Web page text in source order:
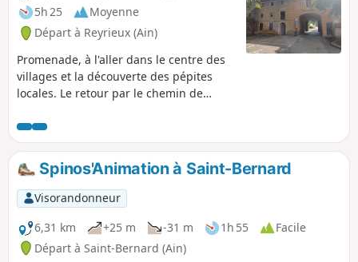
5h 25
Moyenne
Départ à Reyrieux (Ain)
Promenade, à l'aller dans le centre des
villages et la découverte des pépites
locales. Le retour par le chemin de
Spinos'Animation à Saint-Bernard
Visorandonneur
6,31 km
+25 m -31 m 1h 55
Facile
Départ à Saint-Bernard (Ain)